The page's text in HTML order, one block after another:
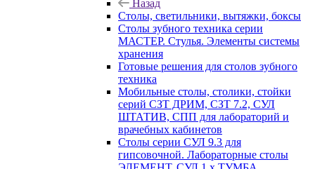
Назад
Cтолы, светильники, вытяжки, боксы
Столы зубного техника серии
МАСТЕР. Стулья. Элементы системы
хранения
Готовые решения для столов зубного
техника
Мобильные столы, столики, стойки
серий СЗТ ДРИМ, СЗТ 7.2, СУЛ
ШТАТИВ, СПП для лабораторий и
врачебных кабинетов
Столы серии СУЛ 9.3 для
гипсовочной. Лабораторные столы